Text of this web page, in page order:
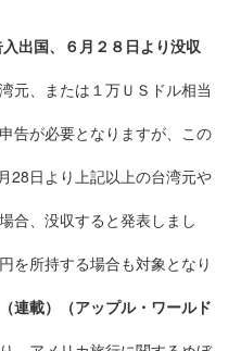
出国、６月２８日より没収
元、または１万ＵＳドル相当
告が必要となりますが、この
28日より上記以上の台湾元や
合、没収すると発表しまし
を所持する場合も対象となり
連載）（アップル・ワールド